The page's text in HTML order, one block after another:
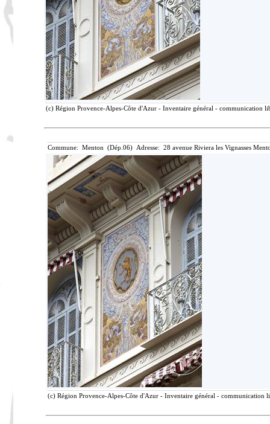
(c) Région Provence-Alpes-Côte d'Azur - Inventaire général - communication
Commune: Menton (Dép.06) Adresse: 28 avenue Riviera les Vignasses
(c) Région Provence-Alpes-Côte d'Azur - Inventaire général - communication